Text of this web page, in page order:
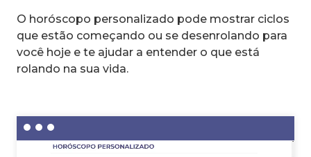
O horóscopo personalizado pode mostrar ciclos
que estão começando ou se desenrolando para
você hoje e te ajudar a entender o que está
rolando na sua vida.